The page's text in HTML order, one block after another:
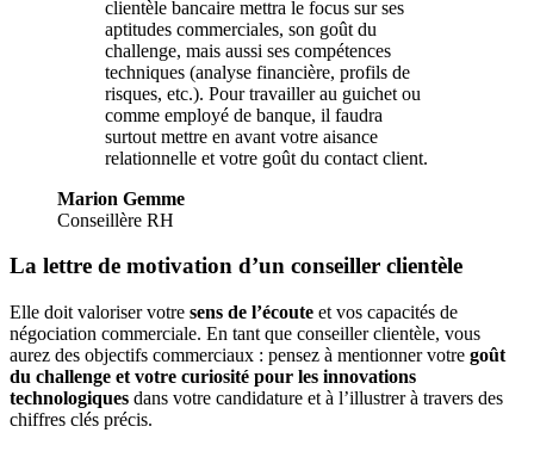
clientèle bancaire mettra le focus sur ses
aptitudes commerciales, son goût du
challenge, mais aussi ses compétences
techniques (analyse financière, profils de
risques, etc.). Pour travailler au guichet ou
comme employé de banque, il faudra
surtout mettre en avant votre aisance
relationnelle et votre goût du contact client.
Marion Gemme
Conseillère RH
La lettre de motivation d’un conseiller clientèle
Elle doit valoriser votre sens de l’écoute et vos capacités de
négociation commerciale. En tant que conseiller clientèle, vous
aurez des objectifs commerciaux : pensez à mentionner votre goût
du challenge et votre curiosité pour les innovations
technologiques dans votre candidature et à l’illustrer à travers des
chiffres clés précis.